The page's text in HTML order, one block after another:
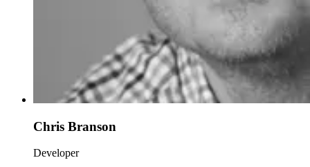
Chris Branson
Developer